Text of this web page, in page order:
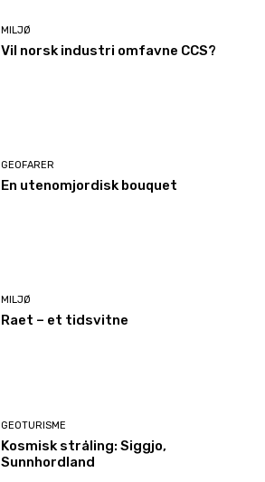
MILJØ
Vil norsk industri omfavne CCS?
GEOFARER
En utenomjordisk bouquet
MILJØ
Raet – et tidsvitne
GEOTURISME
Kosmisk stråling: Siggjo,
Sunnhordland